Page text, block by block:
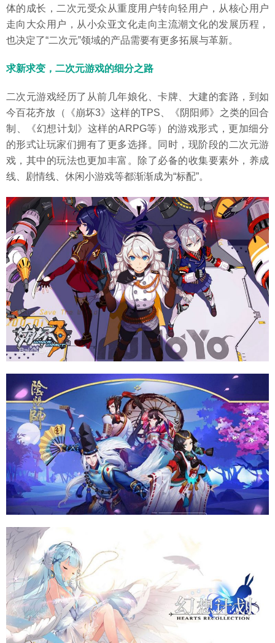
体的成长，二次元受众从重度用户转向轻用户，从核心用户
走向大众用户，从小众亚文化走向主流潮文化的发展历程，
也决定了“二次元”领域的产品需要有更多拓展与革新。
求新求变，二次元游戏的细分之路
二次元游戏经历了从前几年娘化、卡牌、大建的套路，到如
今百花齐放（《崩坏3》这样的TPS、《阴阳师》之类的回合
制、《幻想计划》这样的ARPG等）的游戏形式，更加细分
的形式让玩家们拥有了更多选择。同时，现阶段的二次元游
戏，其中的玩法也更加丰富。除了必备的收集要素外，养成
线、剧情线、休闲小游戏等都渐渐成为“标配”。